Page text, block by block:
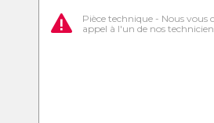
Pièce technique - Nous vous
appel à l'un de nos